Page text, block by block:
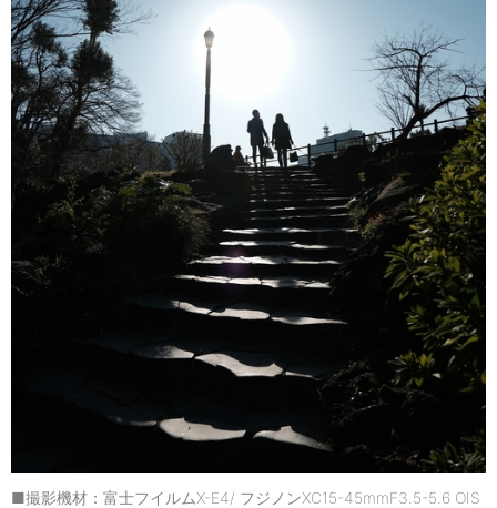
■撮影機材：富士フイルムX-E4/ フジノンXC15-45mmF3.5-5.6 OIS